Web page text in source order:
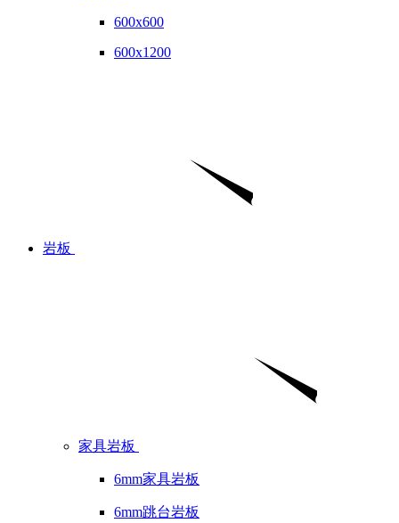
600x600
600x1200
岩板
家具岩板
6mm家具岩板
6mm跳台岩板